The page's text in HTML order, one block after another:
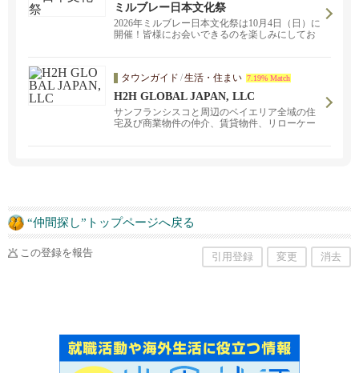
ミルブレー日本文化祭
2026年ミルブレー日本文化祭は10月4日（日）に
開催！皆様にお会いできるのを楽しみにしてお
タウンガイド /生活・住まい 7.19% Match
H2H GLOBAL JAPAN, LLC
サンフランシスコと周辺のベイエリア全域の住
宅及び商業物件の仲介、賃貸物件、リローケー
“仲間探し”トップページへ戻る
この登録を報告 引用登録 変更 消去